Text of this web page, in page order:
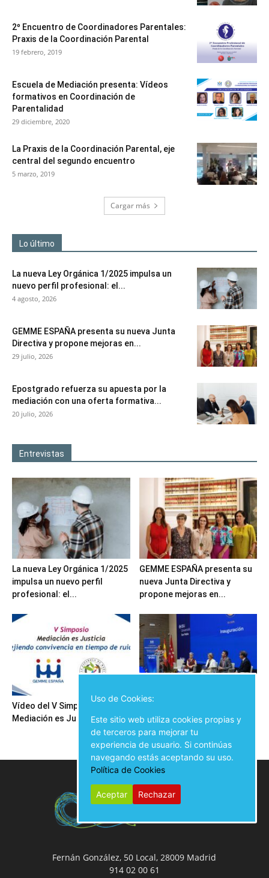
2º Encuentro de Coordinadores Parentales:
Praxis de la Coordinación Parental
19 febrero, 2019
Escuela de Mediación presenta: Vídeos
formativos en Coordinación de
Parentalidad
29 diciembre, 2020
La Praxis de la Coordinación Parental, eje
central del segundo encuentro
5 marzo, 2019
Cargar más
Lo último
La nueva Ley Orgánica 1/2025 impulsa un
nuevo perfil profesional: el...
4 agosto, 2026
GEMME ESPAÑA presenta su nueva Junta
Directiva y propone mejoras en...
29 julio, 2026
Epostgrado refuerza su apuesta por la
mediación con una oferta formativa...
20 julio, 2026
Entrevistas
La nueva Ley Orgánica 1/2025
impulsa un nuevo perfil
profesional: el...
GEMME ESPAÑA presenta su
nueva Junta Directiva y
propone mejoras en...
Vídeo del V Simposio
Mediación es Justicia
Mediación es Justicia
Fernán González, 50 Local, 28009 Madrid
914 02 00 61
Uso de Cookies:
Este sitio web utiliza cookies propias y
de terceros para mejorar tu
experiencia de usuario. Si continúas
navegando estás aceptando su uso.
Política de Cookies
Aceptar Rechazar